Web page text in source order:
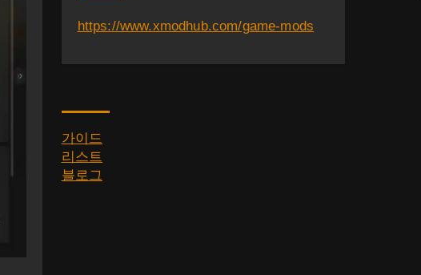
https://www.xmodhub.com/game-mods
가이드
리스트
블로그